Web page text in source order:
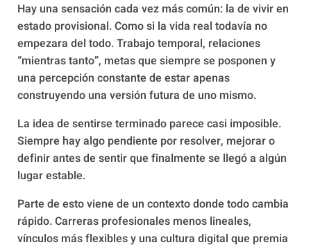
Hay una sensación cada vez más común: la de vivir en
estado provisional. Como si la vida real todavía no
empezara del todo. Trabajo temporal, relaciones
“mientras tanto”, metas que siempre se posponen y
una percepción constante de estar apenas
construyendo una versión futura de uno mismo.
La idea de sentirse terminado parece casi imposible.
Siempre hay algo pendiente por resolver, mejorar o
definir antes de sentir que finalmente se llegó a algún
lugar estable.
Parte de esto viene de un contexto donde todo cambia
rápido. Carreras profesionales menos lineales,
vínculos más flexibles y una cultura digital que premia